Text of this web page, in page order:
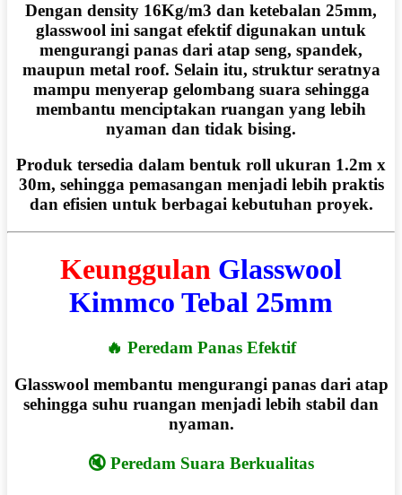
Dengan density 16Kg/m3 dan ketebalan 25mm,
glasswool ini sangat efektif digunakan untuk
mengurangi panas dari atap seng, spandek,
maupun metal roof. Selain itu, struktur seratnya
mampu menyerap gelombang suara sehingga
membantu menciptakan ruangan yang lebih
nyaman dan tidak bising.
Produk tersedia dalam bentuk roll ukuran 1.2m x
30m, sehingga pemasangan menjadi lebih praktis
dan efisien untuk berbagai kebutuhan proyek.
Keunggulan Glasswool
Kimmco Tebal 25mm
🔥 Peredam Panas Efektif
Glasswool membantu mengurangi panas dari atap
sehingga suhu ruangan menjadi lebih stabil dan
nyaman.
🔇 Peredam Suara Berkualitas